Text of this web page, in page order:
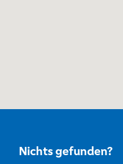
Nichts gefunden?